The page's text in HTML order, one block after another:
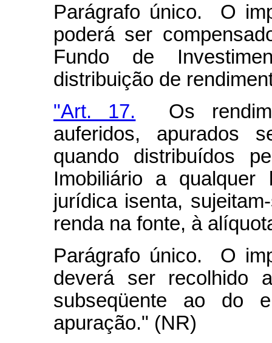
Parágrafo único. O
poderá ser
Fundo de
distribuição de
"Art. 17. Os
auferidos, apurados
quando distribuídos
Imobiliário a qualquer
jurídica isenta,
renda na fonte, à
Parágrafo único. O
deverá ser recolhido
subseqüente ao do
apuração." (NR)